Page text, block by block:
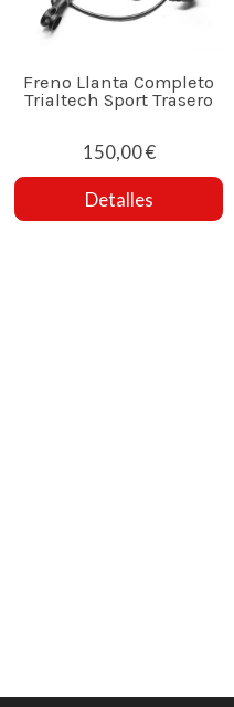
Freno Llanta Completo
Trialtech Sport Trasero
150,00 €
Detalles